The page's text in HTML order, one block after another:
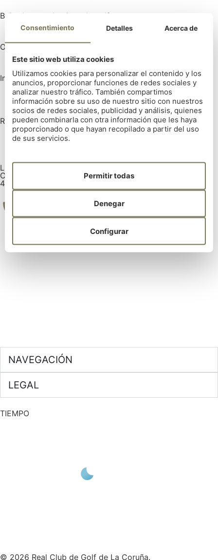
Baja clases colectivas de golf
Ir al formulario
Orden de domiciliación de pago
Ir al formulario
Inscripción lector de matrículas
Ir al formulario
REAL CLUB DE GOLF DE LA CORUÑA
La Zapateira, s/n 15008 La Coruña
Coordenadas GPS:
43° 18' 14.5362" | -8° 25' 5.7282"
NAVEGACIÓN
LEGAL
TIEMPO
© 2026 Real Club de Golf de La Coruña.
Consentimiento Detalles Acerca de
Este sitio web utiliza cookies
Utilizamos cookies para personalizar el contenido y los
anuncios, proporcionar funciones de redes sociales y
analizar nuestro tráfico. También compartimos
información sobre su uso de nuestro sitio con nuestros
socios de redes sociales, publicidad y análisis, quienes
pueden combinarla con otra información que les haya
proporcionado o que hayan recopilado a partir del uso
de sus servicios.
Configurar
Denegar
Permitir todas